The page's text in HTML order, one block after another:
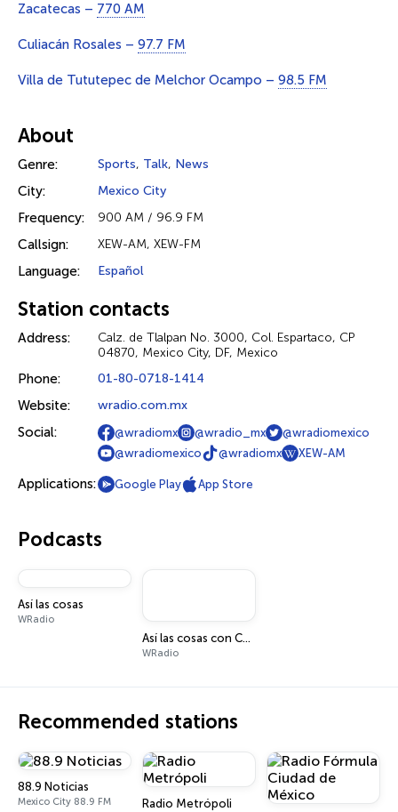
Zacatecas – 770 AM
Culiacán Rosales – 97.7 FM
Villa de Tututepec de Melchor Ocampo – 98.5 FM
About
Genre: Sports, Talk, News
City: Mexico City
Frequency: 900 AM / 96.9 FM
Callsign: XEW-AM, XEW-FM
Language: Español
Station contacts
Address:
Calz. de Tlalpan No. 3000, Col. Espartaco, CP
04870, Mexico City, DF, Mexico
Phone: 01-80-0718-1414
Website: wradio.com.mx
Social: @wradiomx @wradio_mx
@wradiomexico
@wradiomexico
@wradiomx XEW-AM
Applications: Google Play App Store
Podcasts
Así las cosas
WRadio
Así las cosas con Carlos Loret de Mola
WRadio
Recommended stations
88.9 Noticias
Mexico City 88.9 FM Radio Metrópoli